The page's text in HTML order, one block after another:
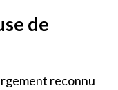
de
reconnu